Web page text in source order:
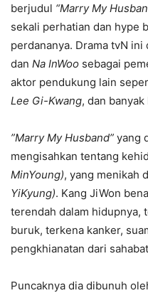
berjudul “Marry My
sekali perhatian dan hype
perdananya. Drama tvN
dan Na InWoo sebagai
aktor pendukung lain
Lee Gi-Kwang, dan banyak
”Marry My Husband” yang
mengisahkan tentang
MinYoung), yang menikah
YiKyung). Kang JiWon
terendah dalam hidupnya,
buruk, terkena kanker,
pengkhianatan dari
Puncaknya dia dibunuh